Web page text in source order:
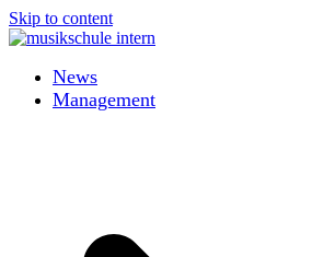
Skip to content
News
Management